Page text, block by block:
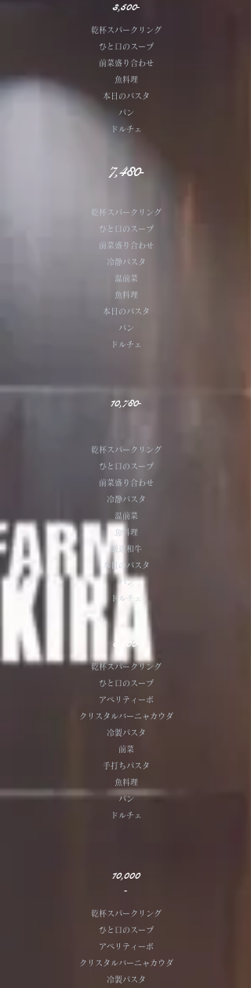
​3,500‐
乾杯スパークリング
ひと口のスープ
前菜盛り合わせ
​魚料理
本日のパスタ
パン
ドルチェ
​7,480‐
乾杯スパークリング
ひと口のスープ
前菜盛り合わせ
冷静パスタ
温前菜
​魚料理
本日のパスタ
パン
ドルチェ
​10,780‐
乾杯スパークリング
ひと口のスープ
前菜盛り合わせ
冷静パスタ
温前菜
​魚料理
​厳選和牛
本日のパスタ
パン
ドルチェ
​8,000‐
乾杯スパークリング
ひと口のスープ
アペリティーボ
クリスタルバーニャカウダ
冷製パスタ
前菜
手打ちパスタ
魚料理
パン
ドルチェ
10,000
‐
乾杯スパークリング
ひと口のスープ
アペリティーボ
クリスタルバーニャカウダ
冷製パスタ